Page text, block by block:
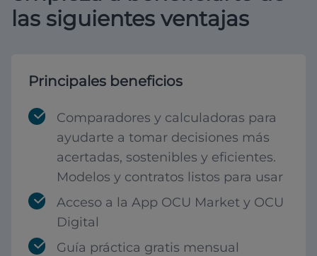
las siguientes ventajas
Principales beneficios
Comparadores y calculadoras para
ayudarte a tomar decisiones más
acertadas, sostenibles y eficientes.
Modelos y contratos listos para usar
Acceso a la App OCU Market y OCU
Digital
Guía práctica gratis mensual